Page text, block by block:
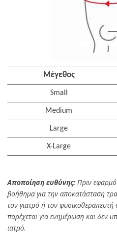
Μέγεθος
Small
Medium
Large
X-Large
Αποποίηση ευθύνης: Πριν
βοήθημα για την αποκατάσταση
τον γιατρό ή τον
παρέχεται για ενημέρωση και δεν
ιατρό.